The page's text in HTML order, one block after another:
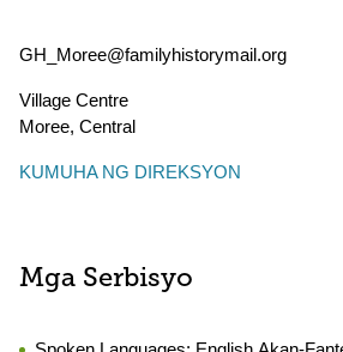
GH_Moree@familyhistorymail.org
Village Centre
Moree, Central
KUMUHA NG DIREKSYON
Mga Serbisyo